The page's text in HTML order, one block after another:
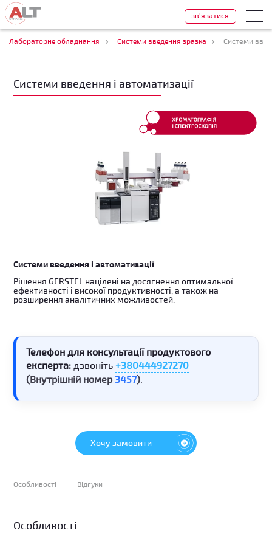
зв'язатися
Лабораторне обладнання Системи введення зразка Системи
Системи введення і автоматизації
Системи введення і автоматизації
Рішення GERSTEL націлені на досягнення оптимальної
ефективності і високої продуктивності, а також на
розширення аналітичних можливостей.
Телефон для консультації продуктового
експерта: дзвоніть+380444927270
(Внутрішній номер 3457).
Хочу замовити
Особливості Відгуки
Особливості